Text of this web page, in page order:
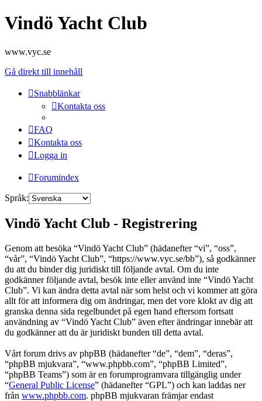
Vindö Yacht Club
www.vyc.se
Gå direkt till innehåll
Snabblänkar
Kontakta oss
FAQ
Kontakta oss
Logga in
Forumindex
Språk:
Vindö Yacht Club - Registrering
Genom att besöka “Vindö Yacht Club” (hädanefter “vi”, “oss”,
“vår”, “Vindö Yacht Club”, “https://www.vyc.se/bb”), så godkänner
du att du binder dig juridiskt till följande avtal. Om du inte
godkänner följande avtal, besök inte eller använd inte “Vindö Yacht
Club”. Vi kan ändra detta avtal när som helst och vi kommer att göra
allt för att informera dig om ändringar, men det vore klokt av dig att
granska denna sida regelbundet på egen hand eftersom fortsatt
användning av “Vindö Yacht Club” även efter ändringar innebär att
du godkänner att du är juridiskt bunden till detta avtal.
Vårt forum drivs av phpBB (hädanefter “de”, “dem”, “deras”,
“phpBB mjukvara”, “www.phpbb.com”, “phpBB Limited”,
“phpBB Teams”) som är en forumprogramvara tillgänglig under
“General Public License” (hädanefter “GPL”) och kan laddas ner
från www.phpbb.com. phpBB mjukvaran främjar endast